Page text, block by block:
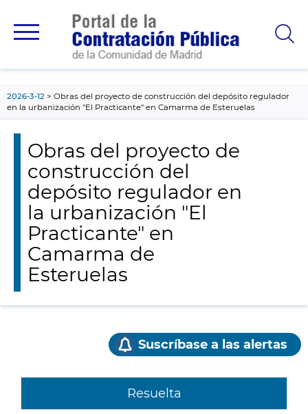
principal
2026-3-12
Obras del proyecto de construcción del depósito regulador
en la urbanización "El Practicante" en Camarma de Esteruelas
Obras del proyecto de
construcción del
depósito regulador en
la urbanización "El
Practicante" en
Camarma de
Esteruelas
Suscríbase a las alertas
Resuelta